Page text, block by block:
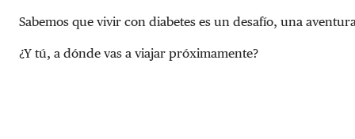
Sabemos que vivir con diabetes es un desafío, una
¿Y tú, a dónde vas a viajar próximamente?